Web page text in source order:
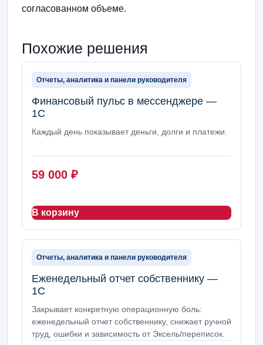
согласованном объеме.
Похожие решения
Отчеты, аналитика и панели руководителя
Финансовый пульс в мессенджере —
1С
Каждый день показывает деньги, долги и платежи.
59 000 ₽
В корзину
Отчеты, аналитика и панели руководителя
Еженедельный отчет собственнику —
1С
Закрывает конкретную операционную боль:
еженедельный отчет собственнику, снижает ручной
труд, ошибки и зависимость от Эксель/переписок.